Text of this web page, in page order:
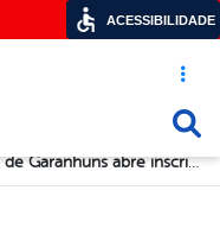
Acesso
34º Festival de Inverno de Garanhuns abre inscrições para Oficinas de Formação
ACESSIBILIDADE